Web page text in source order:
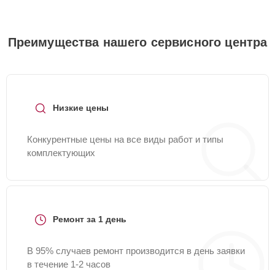
Преимущества нашего сервисного центра
Низкие цены
Конкурентные цены на все виды работ и типы
комплектующих
Ремонт за 1 день
В 95% случаев ремонт производится в день заявки
в течение 1-2 часов